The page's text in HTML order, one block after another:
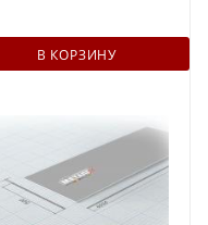
В КОРЗИНУ